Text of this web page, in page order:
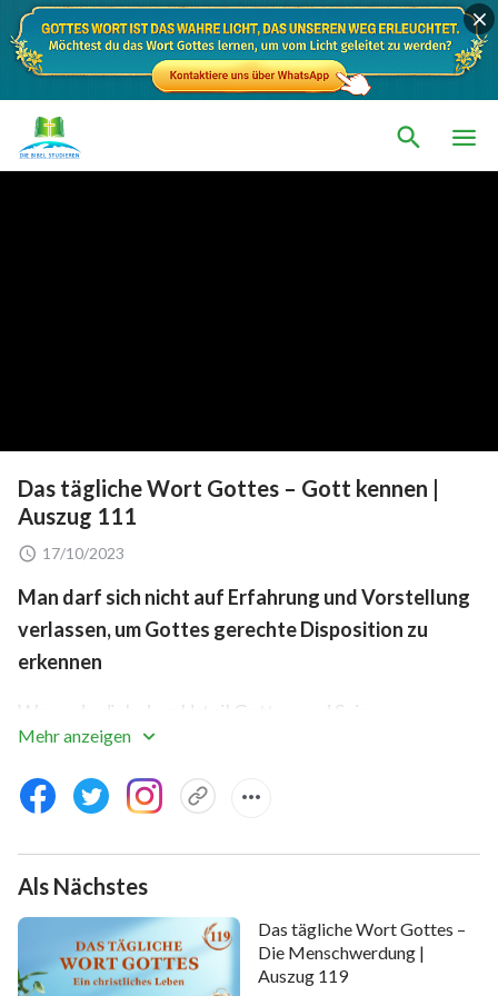
Das tägliche Wort Gottes – Gott kennen |
Auszug 111
17/10/2023
Man darf sich nicht auf Erfahrung und Vorstellung
verlassen, um Gottes gerechte Disposition zu
erkennen
Wenn du dich dem Urteil Gottes und Seiner
Züchtigung gegenüber wiederfindest, wirst du dann
sagen, dass das Wort Gottes verfälscht ist? Wirst du
sagen, dass es eine Geschichte hinter Gottes Zorn
verleumden und sagen, dass Seine Disposition nicht
jeglicher Handlung Gottes, musst du dir zuerst sicher
sein, dass Gottes gerechte Disposition frei von
Mehr anzeigen
Als Nächstes
Das tägliche Wort Gottes –
Die Menschwerdung |
Auszug 119